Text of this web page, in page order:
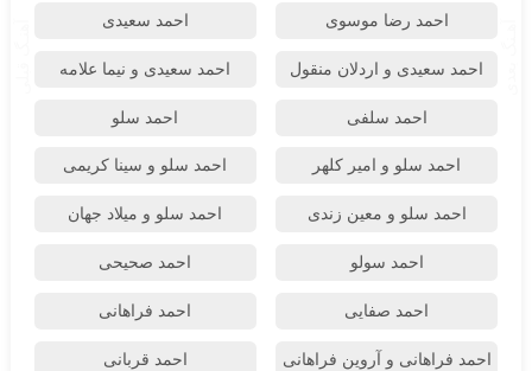
احمد رضا موسوی احمد سعیدی
احمد سعیدی و اردلان منقول احمد سعیدی و نیما علامه
احمد سلفی احمد سلو
احمد سلو و امیر کلهر احمد سلو و سینا کریمی
احمد سلو و معین زندی احمد سلو و میلاد جهان
احمد سولو احمد صحیحی
احمد صفایی احمد فراهانی
احمد فراهانی و آروین فراهانی احمد قربانی